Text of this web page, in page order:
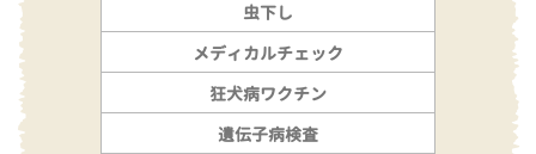
虫下し
メディカルチェック
狂犬病ワクチン
遺伝子病検査